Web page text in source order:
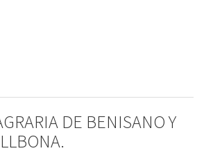
DE BENISANO Y